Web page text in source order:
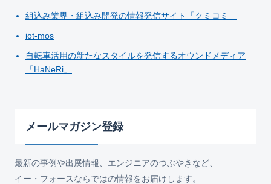
組込み業界・組込み開発の情報発信サイト「クミコミ」
iot-mos
自転車活用の新たなスタイルを発信するオウンドメディア
「HaNeRi」
メールマガジン登録
最新の事例や出展情報、エンジニアのつぶやきなど、
イー・フォースならではの情報をお届けします。